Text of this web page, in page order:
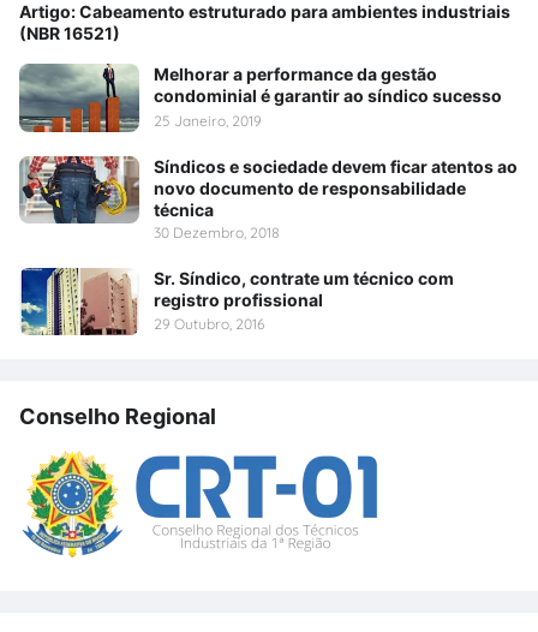
Artigo: Cabeamento estruturado para ambientes industriais
(NBR 16521)
Melhorar a performance da gestão
condominial é garantir ao síndico sucesso
25 Janeiro, 2019
Síndicos e sociedade devem ficar atentos ao
novo documento de responsabilidade
técnica
30 Dezembro, 2018
Sr. Síndico, contrate um técnico com
registro profissional
29 Outubro, 2016
Conselho Regional